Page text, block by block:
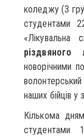
коледжу (3
студентами
«Лікувальна
різдвяного
новорічними
наших бійців у
Кількома
студентами